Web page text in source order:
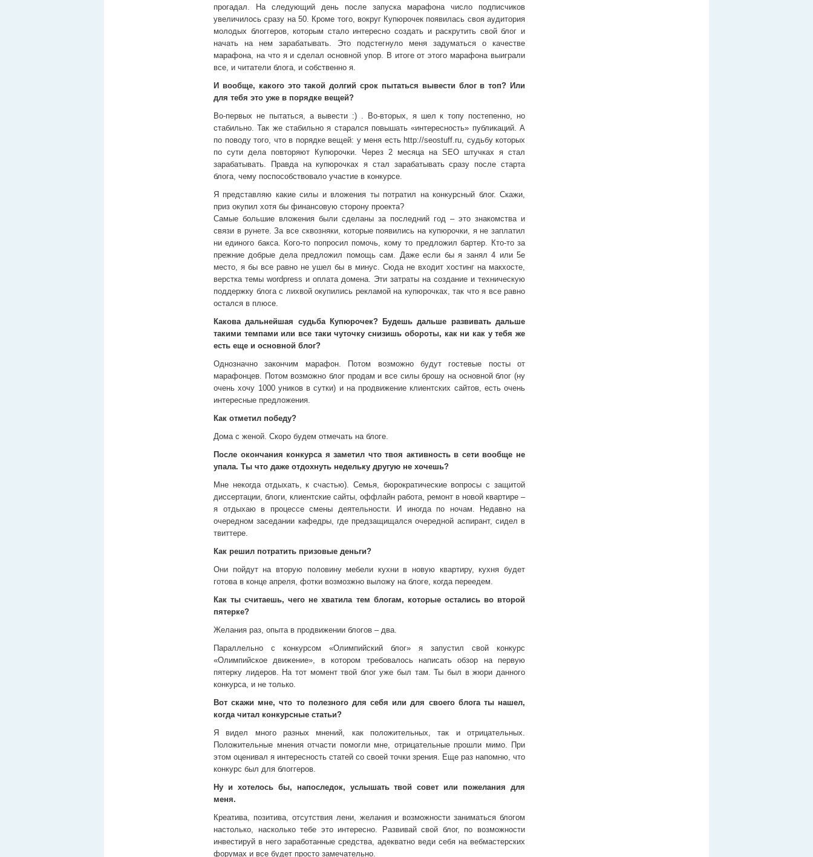
прогадал. На следующий день после запуска марафона число подписчиков
увеличилось сразу на 50. Кроме того, вокруг Купюрочек появилась своя аудитория
молодых блоггеров, которым стало интересно создать и раскрутить свой блог и
начать на нем зарабатывать. Это подстегнуло меня задуматься о качестве
марафона, на что я и сделал основной упор. В итоге от этого марафона выиграли
все, и читатели блога, и собственно я.
И вообще, какого это такой долгий срок пытаться вывести блог в топ? Или
для тебя это уже в порядке вещей?
Во-первых не пытаться, а вывести :) . Во-вторых, я шел к топу постепенно, но
стабильно. Так же стабильно я старался повышать «интересность» публикаций. А
по поводу того, что в порядке вещей: у меня есть http://seostuff.ru, судьбу которых
по сути дела повторяют Купюрочки. Через 2 месяца на SEO штучках я стал
зарабатывать. Правда на купюрочках я стал зарабатывать сразу после старта
блога, чему поспособствовало участие в конкурсе.
Я представляю какие силы и вложения ты потратил на конкурсный блог. Скажи,
приз окупил хотя бы финансовую сторону проекта?
Самые большие вложения были сделаны за последний год – это знакомства и
связи в рунете. За все сквозняки, которые появились на купюрочки, я не заплатил
ни единого бакса. Кого-то попросил помочь, кому то предложил бартер. Кто-то за
прежние добрые дела предложил помощь сам. Даже если бы я занял 4 или 5е
место, я бы все равно не ушел бы в минус. Сюда не входит хостинг на макхосте,
верстка темы wordpress и оплата домена. Эти затраты на создание и техническую
поддержку блога с лихвой окупились рекламой на купюрочках, так что я все равно
остался в плюсе.
Какова дальнейшая судьба Купюрочек? Будешь дальше развивать дальше
такими темпами или все таки чуточку снизишь обороты, как ни как у тебя же
есть еще и основной блог?
Однозначно закончим марафон. Потом возможно будут гостевые посты от
марафонцев. Потом возможно блог продам и все силы брошу на основной блог (ну
очень хочу 1000 уников в сутки) и на продвижение клиентских сайтов, есть очень
интересные предложения.
Как отметил победу?
Дома с женой. Скоро будем отмечать на блоге.
После окончания конкурса я заметил что твоя активность в сети вообще не
упала. Ты что даже отдохнуть недельку другую не хочешь?
Мне некогда отдыхать, к счастью). Семья, бюрократические вопросы с защитой
диссертации, блоги, клиентские сайты, оффлайн работа, ремонт в новой квартире –
я отдыхаю в процессе смены деятельности. И иногда по ночам. Недавно на
очередном заседании кафедры, где предзащищался очередной аспирант, сидел в
твиттере.
Как решил потратить призовые деньги?
Они пойдут на вторую половину мебели кухни в новую квартиру, кухня будет
готова в конце апреля, фотки возмозжно выложу на блоге, когда переедем.
Как ты считаешь, чего не хватила тем блогам, которые остались во второй
пятерке?
Желания раз, опыта в продвижении блогов – два.
Параллельно с конкурсом «Олимпийский блог» я запустил свой конкурс
«Олимпийское движение», в котором требовалось написать обзор на первую
пятерку лидеров. На тот момент твой блог уже был там. Ты был в жюри данного
конкурса, и не только.
Вот скажи мне, что то полезного для себя или для своего блога ты нашел,
когда читал конкурсные статьи?
Я видел много разных мнений, как положительных, так и отрицательных.
Положительные мнения отчасти помогли мне, отрицательные прошли мимо. При
этом оценивал я интересность статей со своей точки зрения. Еще раз напомню, что
конкурс был для блоггеров.
Ну и хотелось бы, напоследок, услышать твой совет или пожелания для
меня.
Креатива, позитива, отсутствия лени, желания и возможности заниматься блогом
настолько, насколько тебе это интересно. Развивай свой блог, по возможности
инвестируй в него заработанные средства, адекватно веди себя на вебмастерских
форумах и все будет просто замечательно.